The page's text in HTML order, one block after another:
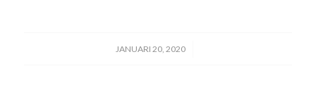
JANUARI 20, 2020
/